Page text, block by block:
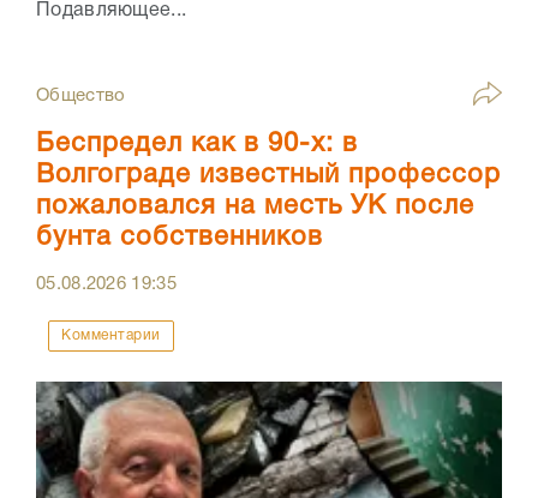
Подавляющее...
Общество
Беспредел как в 90-х: в
Волгограде известный профессор
пожаловался на месть УК после
бунта собственников
05.08.2026 19:35
Комментарии